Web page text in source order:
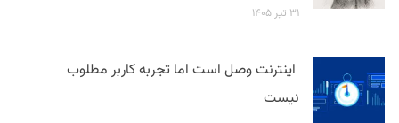
۳۱ تیر ۱۴۰۵
اینترنت وصل است اما تجربه کاربر مطلوب
نیست